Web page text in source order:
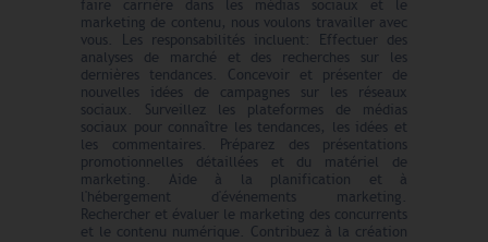
faire carrière dans les médias sociaux et le
marketing de contenu, nous voulons travailler avec
vous. Les responsabilités incluent: Effectuer des
analyses de marché et des recherches sur les
dernières tendances. Concevoir et présenter de
nouvelles idées de campagnes sur les réseaux
sociaux. Surveillez les plateformes de médias
sociaux pour connaître les tendances, les idées et
les commentaires. Préparez des présentations
promotionnelles détaillées et du matériel de
marketing. Aide à la planification et à
l'hébergement d'événements marketing.
Rechercher et évaluer le marketing des concurrents
et le contenu numérique. Contribuez à la création